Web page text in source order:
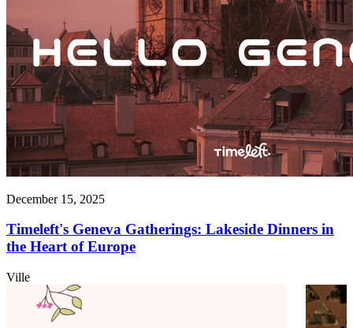
December 15, 2025
Timeleft's Geneva Gatherings: Lakeside Dinners in
the Heart of Europe
Ville